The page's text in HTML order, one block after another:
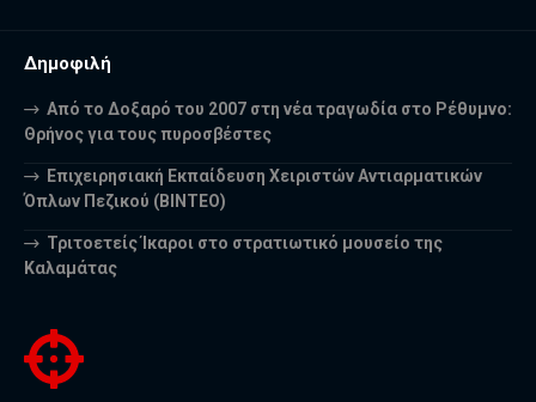
Δημοφιλή
Από το Δοξαρό του 2007 στη νέα τραγωδία στο Ρέθυμνο:
Θρήνος για τους πυροσβέστες
Επιχειρησιακή Εκπαίδευση Χειριστών Αντιαρματικών
Όπλων Πεζικού (ΒΙΝΤΕΟ)
Τριτοετείς Ίκαροι στο στρατιωτικό μουσείο της
Καλαμάτας